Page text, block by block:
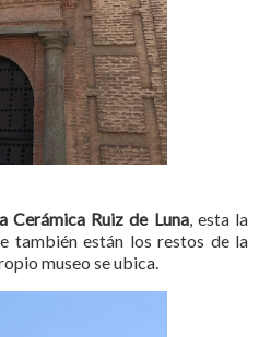
Cerámica Ruiz de Luna, esta la
también están los restos de la
museo se ubica.